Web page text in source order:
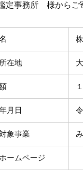
定事務所 様からご
在地
月日
象事業
ームページ